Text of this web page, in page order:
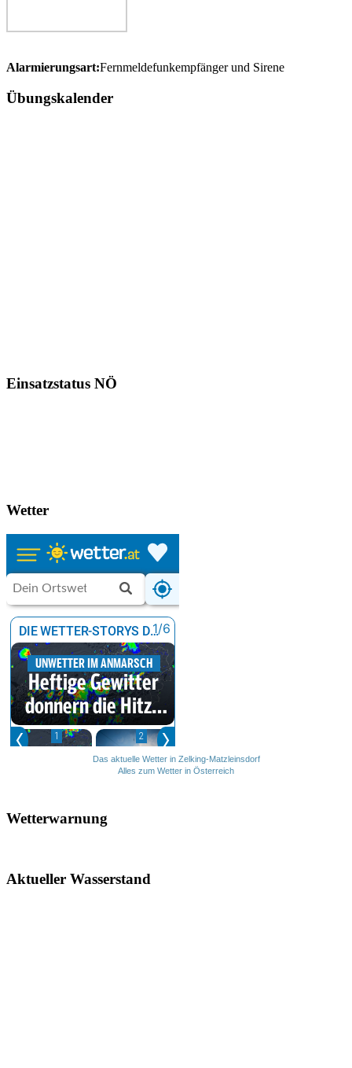
Alarmierungsart:Fernmeldefunkempfänger und Sirene
Übungskalender
Einsatzstatus NÖ
Wetter
Das aktuelle Wetter in Zelking-Matzleinsdorf
Alles zum Wetter in Österreich
Wetterwarnung
Aktueller Wasserstand